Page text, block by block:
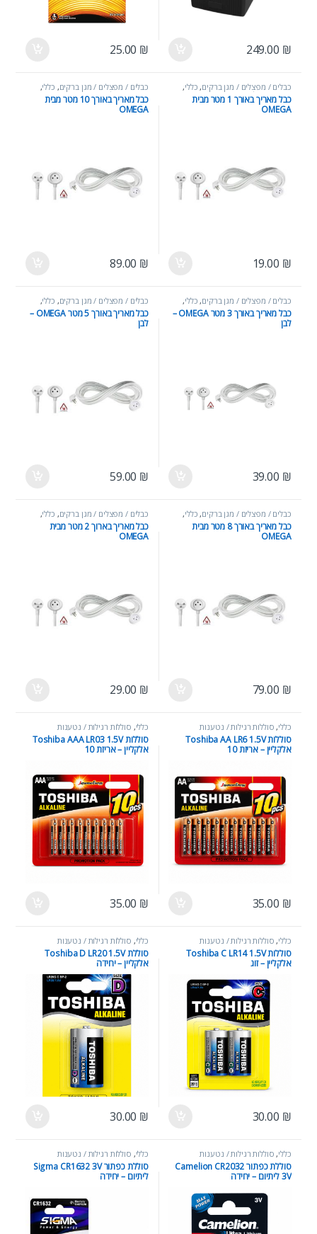
249.00 ₪
25.00 ₪
כבלים / מפצלים / מגן ברקים, כללי,
מוצרי חשמל
כבל מאריך באורך 1 מטר מבית
OMEGA
19.00 ₪
כבלים / מפצלים / מגן ברקים, כללי,
מוצרי חשמל
כבל מאריך באורך 10 מטר מבית
OMEGA
89.00 ₪
כבלים / מפצלים / מגן ברקים, כללי,
מוצרי חשמל
כבל מאריך באורך 3 מטר OMEGA –
לבן
39.00 ₪
כבלים / מפצלים / מגן ברקים, כללי,
מוצרי חשמל
כבל מאריך באורך 5 מטר OMEGA –
לבן
59.00 ₪
כבלים / מפצלים / מגן ברקים, כללי,
מוצרי חשמל
כבל מאריך באורך 8 מטר מבית
OMEGA
79.00 ₪
כבלים / מפצלים / מגן ברקים, כללי,
מוצרי חשמל
כבל מאריך בארוך 2 מטר מבית
OMEGA
29.00 ₪
כללי, סוללות רגילות / נטענות
סוללות Toshiba AA LR6 1.5V
אלקליין – אריזת 10
35.00 ₪
כללי, סוללות רגילות / נטענות
סוללות Toshiba AAA LR03 1.5V
אלקליין – אריזת 10
35.00 ₪
כללי, סוללות רגילות / נטענות
סוללות Toshiba C LR14 1.5V
אלקליין – זוג
30.00 ₪
כללי, סוללות רגילות / נטענות
סוללת Toshiba D LR20 1.5V
אלקליין – יחידה
30.00 ₪
כללי, סוללות רגילות / נטענות
סוללת כפתור Camelion CR2032
3V ליתיום – יחידה
כללי, סוללות רגילות / נטענות
סוללת כפתור Sigma CR1632 3V
ליתיום – יחידה